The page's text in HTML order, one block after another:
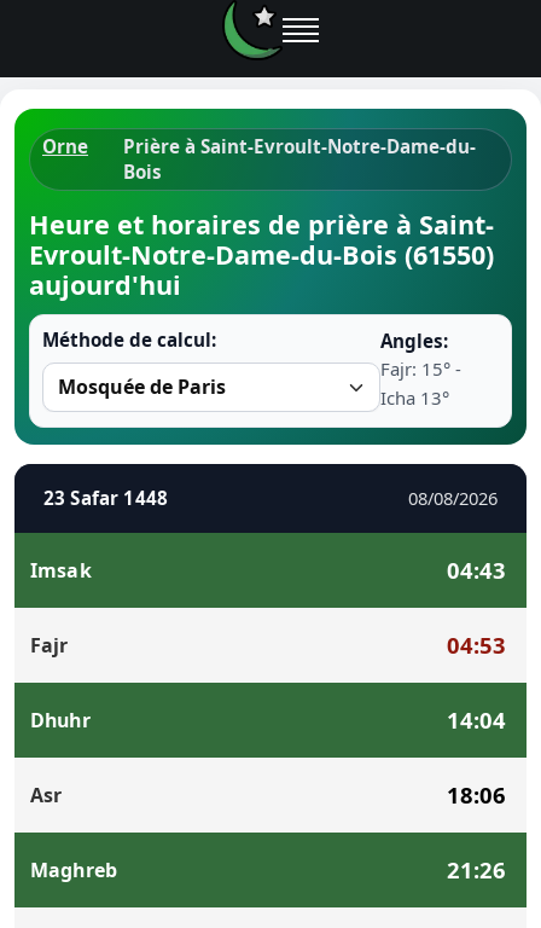
Horaires
Heure de
Coran
Comment
Orne
Prière à Saint-Evroult-Notre-Dame-du-
Bois
Heure et horaires de prière à Saint-
Evroult-Notre-Dame-du-Bois (61550)
aujourd'hui
Méthode de calcul:
Angles:
Fajr: 15° -
Icha 13°
23 Safar 1448 08/08/2026
Imsak 04:43
Fajr 04:53
Dhuhr 14:04
Asr 18:06
Maghreb 21:26